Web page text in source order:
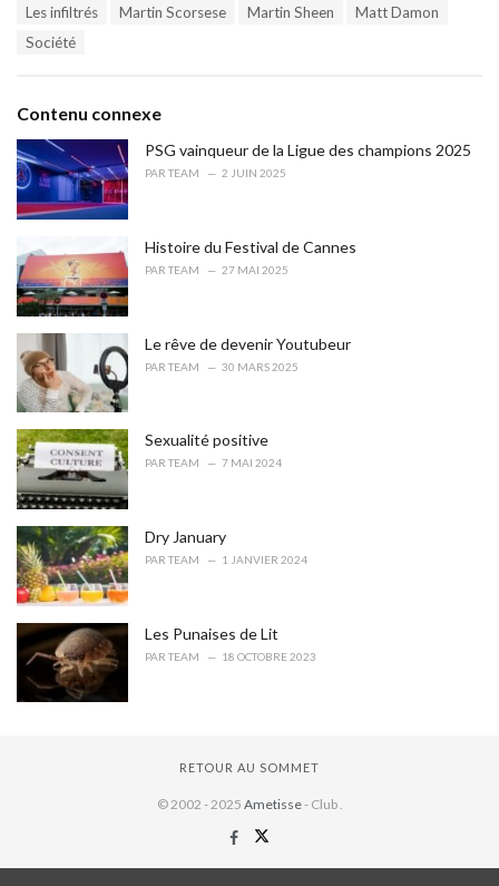
e
s
:
Les infiltrés
Martin Scorsese Martin Sheen
Matt Damon
Société
Contenu connexe
PSG vainqueur de la Ligue des champions 2025
PAR TEAM 2 JUIN 2025
Histoire du Festival de Cannes
PAR TEAM 27 MAI 2025
Le rêve de devenir Youtubeur
PAR TEAM 30 MARS 2025
Sexualité positive
PAR TEAM 7 MAI 2024
Dry January
PAR TEAM 1 JANVIER 2024
Les Punaises de Lit
PAR TEAM 18 OCTOBRE 2023
RETOUR AU SOMMET
© 2002 - 2025 Ametisse- Club .